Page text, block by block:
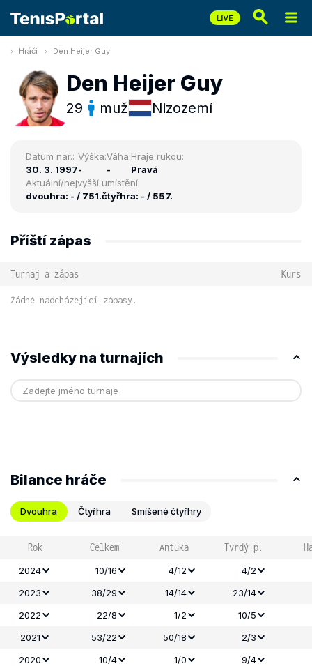
Hráči Den Heijer Guy
Den Heijer Guy
29 muž Nizozemí
Datum nar.:
30. 3. 1997
Výška:
-
Váha:
-
Hraje rukou:
Pravá
Aktuální/nejvyšší umístění:
dvouhra: - / 751.čtyřhra: - / 557.
Příští zápas
Turnaj a zápas Kurs
Žádné nadcházející zápasy.
Výsledky na turnajích
Bilance hráče
Dvouhra Čtyřhra Smíšené čtyřhry
Rok Celkem Antuka Tvrdý p.
2024 10/16 4/12 4/2
2023
38/29 14/14
23/14
2022
22/8 1/2
10/5
2021
53/22 50/18
2/3
2020
10/4 1/0
9/4